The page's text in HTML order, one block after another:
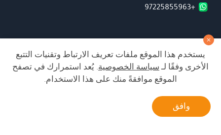
+97225855963
فروع
تابعونا على صفحة الفيسبوك
تابعونا على انستغرام
يستخدم هذا الموقع ملفات تعريف الارتباط وتقنيات التتبع
الأخرى وفقًا لـسياسة الخصوصية. يُعد استمرارك في تصفح
الموقع موافقةً منك على هذا الاستخدام.
وافق